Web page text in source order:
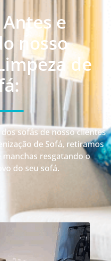
Antes e
nosso
de
dos sofás de nosso clientes
de Sofá, retiramos
manchas resgatando o
do seu sofá.